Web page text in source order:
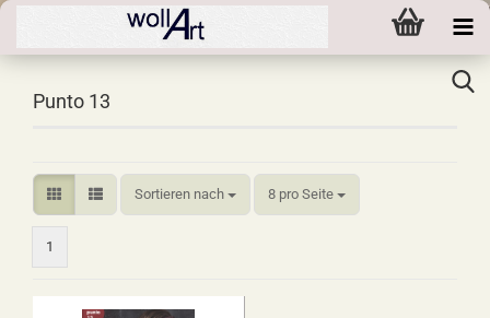
Punto 13
Sortieren nach
Sortieren nach 8 pro Seite
pro Seite
1